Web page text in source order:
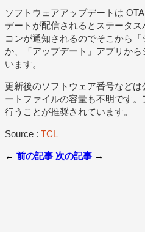
ソフトウェアアップデートは
デートが配信されるとステータ
コンが通知されるのでそこから
か、「アップデート」アプリか
います。
更新後のソフトウェア番号など
ートファイルの容量も不明です
行うことが推奨されています。
Source : TCL
← 前の記事 次の記事 →